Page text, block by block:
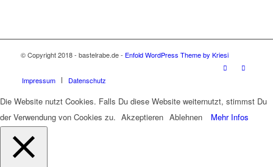
© Copyright 2018 - bastelrabe.de - Enfold WordPress Theme by Kriesi
Impressum Datenschutz
Die Website nutzt Cookies. Falls Du diese Website weiternutzt, stimmst Du
der Verwendung von Cookies zu. Akzeptieren Ablehnen Mehr Infos